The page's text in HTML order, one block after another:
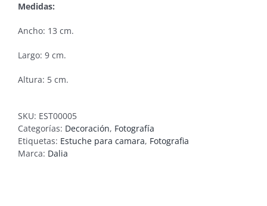
Medidas:
Ancho: 13 cm.
Largo: 9 cm.
Altura: 5 cm.
SKU: EST00005
Categorías: Decoración, Fotografía
Etiquetas: Estuche para camara, Fotografia
Marca: Dalia